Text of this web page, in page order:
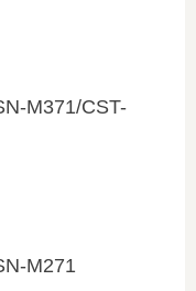
M371/CST-
M271